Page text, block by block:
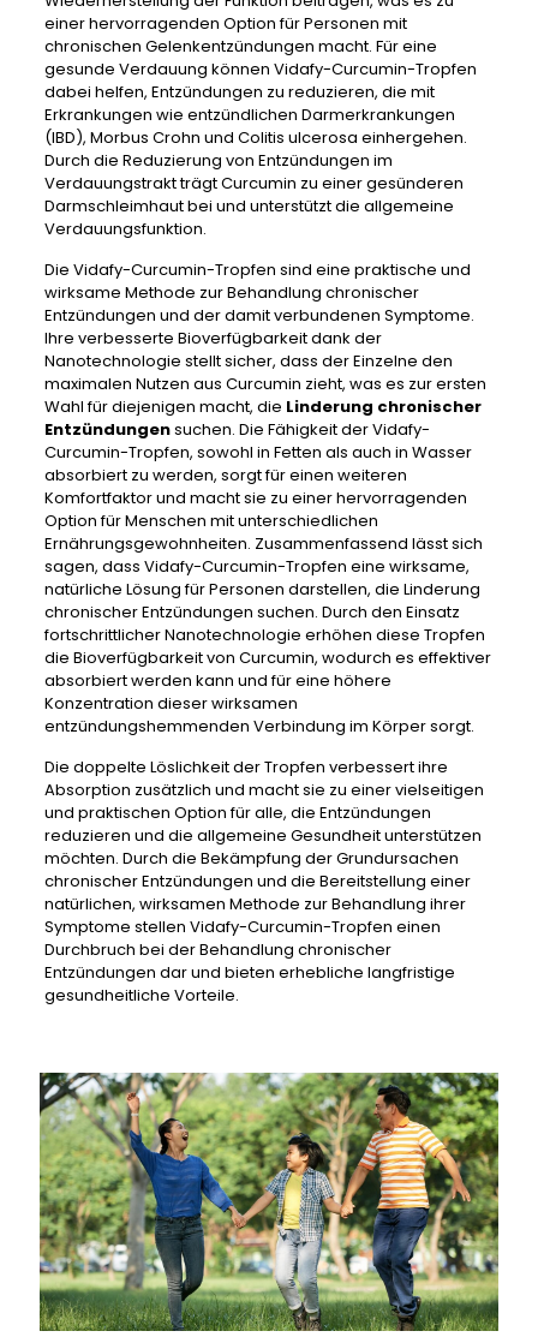
einer hervorragenden Option für Personen mit
chronischen Gelenkentzündungen macht. Für eine
gesunde Verdauung können Vidafy-Curcumin-Tropfen
dabei helfen, Entzündungen zu reduzieren, die mit
Erkrankungen wie entzündlichen Darmerkrankungen
(IBD), Morbus Crohn und Colitis ulcerosa einhergehen.
Durch die Reduzierung von Entzündungen im
Verdauungstrakt trägt Curcumin zu einer gesünderen
Darmschleimhaut bei und unterstützt die allgemeine
Verdauungsfunktion.
Die Vidafy-Curcumin-Tropfen sind eine praktische und
wirksame Methode zur Behandlung chronischer
Entzündungen und der damit verbundenen Symptome.
Ihre verbesserte Bioverfügbarkeit dank der
Nanotechnologie stellt sicher, dass der Einzelne den
maximalen Nutzen aus Curcumin zieht, was es zur ersten
Wahl für diejenigen macht, die Linderung chronischer
Entzündungensuchen. Die Fähigkeit der Vidafy-
Curcumin-Tropfen, sowohl in Fetten als auch in Wasser
absorbiert zu werden, sorgt für einen weiteren
Komfortfaktor und macht sie zu einer hervorragenden
Option für Menschen mit unterschiedlichen
Ernährungsgewohnheiten. Zusammenfassend lässt sich
sagen, dass Vidafy-Curcumin-Tropfen eine wirksame,
natürliche Lösung für Personen darstellen, die Linderung
chronischer Entzündungen suchen. Durch den Einsatz
fortschrittlicher Nanotechnologie erhöhen diese Tropfen
die Bioverfügbarkeit von Curcumin, wodurch es effektiver
absorbiert werden kann und für eine höhere
Konzentration dieser wirksamen
entzündungshemmenden Verbindung im Körper sorgt.
Die doppelte Löslichkeit der Tropfen verbessert ihre
Absorption zusätzlich und macht sie zu einer vielseitigen
und praktischen Option für alle, die Entzündungen
reduzieren und die allgemeine Gesundheit unterstützen
möchten. Durch die Bekämpfung der Grundursachen
chronischer Entzündungen und die Bereitstellung einer
natürlichen, wirksamen Methode zur Behandlung ihrer
Symptome stellen Vidafy-Curcumin-Tropfen einen
Durchbruch bei der Behandlung chronischer
Entzündungen dar und bieten erhebliche langfristige
gesundheitliche Vorteile.